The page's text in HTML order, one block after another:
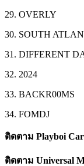
29. OVERLY
30. SOUTH
31. DIFFERENT
32. 2024
33. BACKR00MS
34. FOMDJ
ติดตาม Playboi
ติดตาม Universal